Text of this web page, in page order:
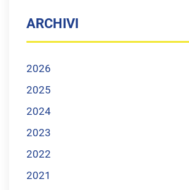
ARCHIVI
2026
2025
2024
2023
2022
2021